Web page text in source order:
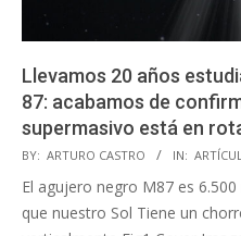
Llevamos 20 años
87: acabamos de
supermasivo está en
2023-
10-
BY: ARTURO CASTRO IN:
El agujero negro M87 es
que nuestro Sol Tiene un